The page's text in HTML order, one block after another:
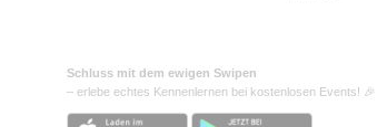
Schluss mit dem ewigen Swipen
– erlebe echtes Kennenlernen bei kostenlosen Events! 🎉